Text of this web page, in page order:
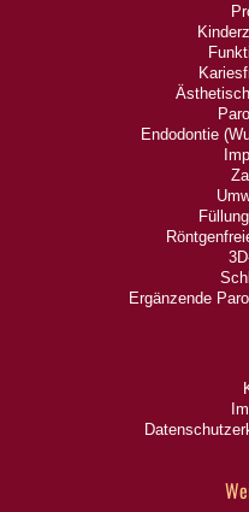
Endodontie
Ergänzende